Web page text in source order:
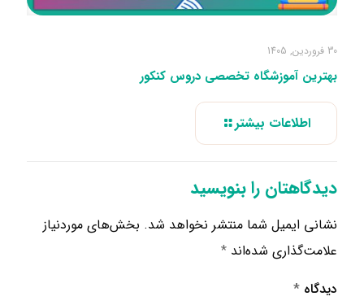
30 فروردین, 1405
بهترین آموزشگاه تخصصی دروس کنکور
اطلاعات بیشتر
دیدگاهتان را بنویسید
نشانی ایمیل شما منتشر نخواهد شد. بخش‌های موردنیاز
علامت‌گذاری شده‌اند *
دیدگاه *